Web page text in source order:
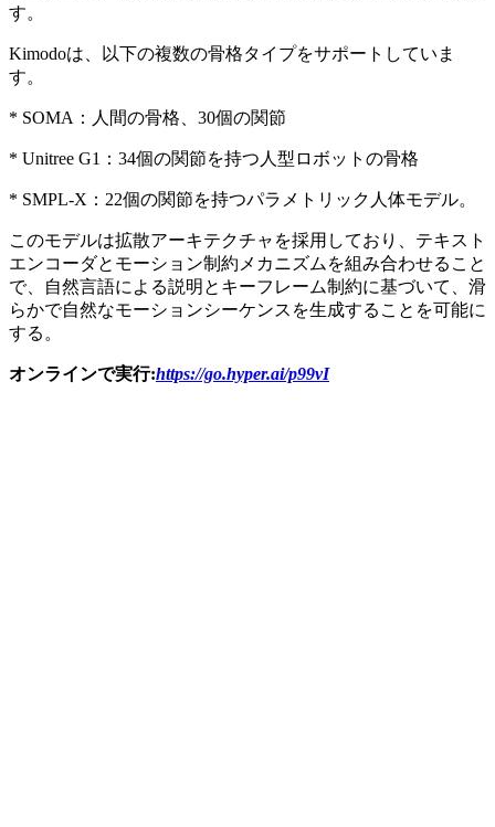
す。
Kimodoは、以下の複数の骨格タイプをサポートしていま
す。
* SOMA：人間の骨格、30個の関節
* Unitree G1：34個の関節を持つ人型ロボットの骨格
* SMPL-X：22個の関節を持つパラメトリック人体モデル。
このモデルは拡散アーキテクチャを採用しており、テキスト
エンコーダとモーション制約メカニズムを組み合わせること
で、自然言語による説明とキーフレーム制約に基づいて、滑
らかで自然なモーションシーケンスを生成することを可能に
する。
オンラインで実行:https://go.hyper.ai/p99vI